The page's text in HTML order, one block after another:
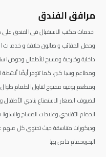
مرافق الفندق
خدمات مكتب الاستقبال فى الفندق
داخلية وخارجية ومسبح للأطفال وحوض
ومطاعم وسبا كبير، كما تتوفر أيضًا أنشطة
ومطعم بوفيه مفتوح لتناول الطعام
للضيوف الصغار الاستمتاع بنادي
الحمام التقليدي وعلاجات المساج
وديكورات متناسقة حيث تحتوي كل منهم
البحروحمام خاص بها